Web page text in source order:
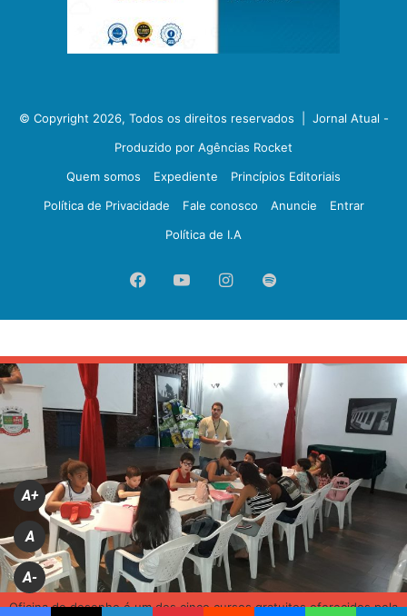
© Copyright 2026, Todos os direitos reservados | Jornal Atual -
Produzido por Agências Rocket
Quem somos
Expediente
Princípios Editoriais
Política de Privacidade
Fale conosco Anuncie
Entrar
Política de I.A
FacebookYouTubeInstagram
Spotify
A+
A
A-
Oficina de desenho é um dos cinco cursos gratuitos oferecidos pela